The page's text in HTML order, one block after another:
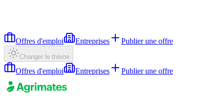
Offres d'emploi Entreprises Publier une offre
Changer le thème
Offres d'emploi Entreprises Publier une offre